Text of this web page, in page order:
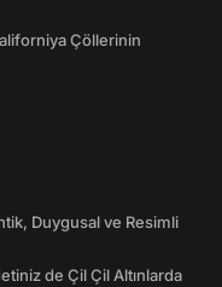
Çöllerinin
Duygusal ve Resimli
de Çil Çil Altınlarda